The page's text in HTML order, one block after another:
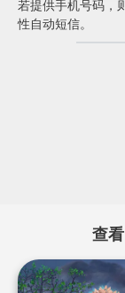
若提供手机号码，
性自动短信。
查